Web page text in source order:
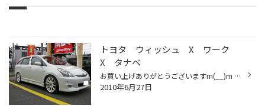
トヨタ ウィッシュ X ワーク
X タナベ
お買い上げありがとうございますm(__)m DATA ホイール：ワーク シュバート SC2 サイズ：19X7.5 WP タイヤ サイズ：225/35R19 XL 足回り：タナベ DF２１０ アライメント調整 やっぱり、ボディ同色はアツイ！！カッコイイですね(*^^)v それに、ホワイトカットクリアは特殊カラーとなりますので 同...
2010年6月27日